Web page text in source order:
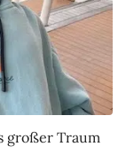
großer Traum